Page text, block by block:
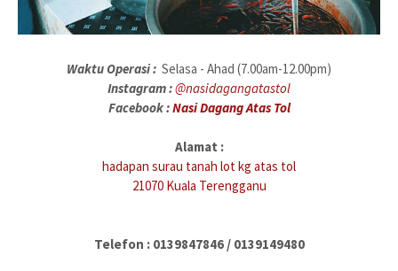
Waktu Operasi : Selasa - Ahad (7.00am-12.00pm)
Instagram :@nasidagangatastol
Facebook :Nasi Dagang Atas Tol
Alamat :
hadapan surau tanah lot kg atas tol
21070 Kuala Terengganu
Telefon : 0139847846 / 0139149480